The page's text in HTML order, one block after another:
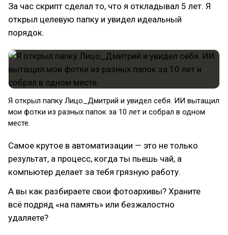
За час скрипт сделал то, что я откладывал 5 лет. Я
открыл целевую папку и увидел идеальный
порядок.
Я открыл папку Лицо_Дмитрий и увидел себя. ИИ вытащил
мои фотки из разных папок за 10 лет и собрал в одном
месте.
Самое крутое в автоматизации — это не только
результат, а процесс, когда ты пьешь чай, а
компьютер делает за тебя грязную работу.
А вы как разбираете свои фотоархивы? Храните
всё подряд «на память» или безжалостно
удаляете?